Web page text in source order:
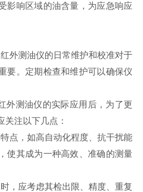
影响区域的油含量，为应急响应
测油仪的日常维护和校准对于
要。定期检查和维护可以确保仪
测油仪的实际应用后，为了更
关注以下几点：
，如高自动化程度、抗干扰能
使其成为一种高效、准确的测量
应考虑其检出限、精度、重复